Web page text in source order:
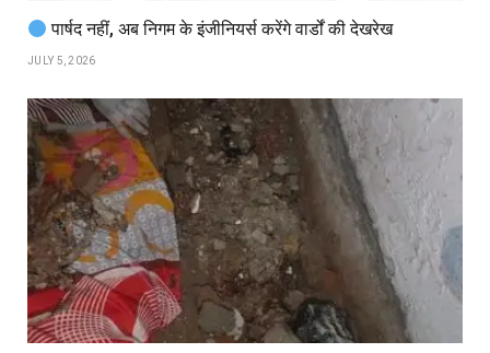
पार्षद नहीं, अब निगम के इंजीनियर्स करेंगे वार्डों की देखरेख
JULY 5, 2026